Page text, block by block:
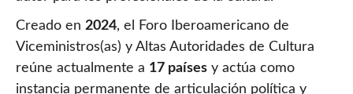
Creado en 2024, el Foro Iberoamericano de
Viceministros(as) y Altas Autoridades de Cultura
reúne actualmente a 17 países y actúa como
instancia permanente de articulación política y